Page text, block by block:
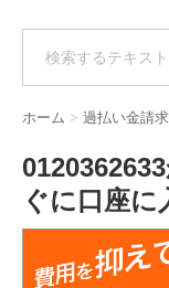
自己破産・個
過払い金料金
専門家の選び方
料金で選ぶ
着手金無料で
24時間年中無
匿名借金相談
ホーム > 過払い金請
ぐに口座に